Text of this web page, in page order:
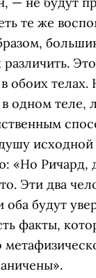
те же
обоих
одном теле,
«Но Ричард,
Эти два
будут
факты,